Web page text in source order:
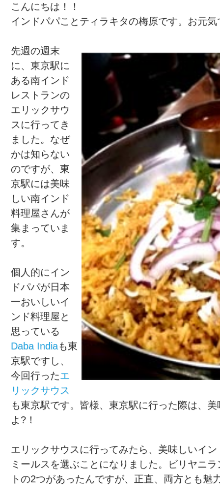
こんにちは！！
インドパパことティラキタの梅原です。お元気
先週の週末
に、東京駅に
ある南インド
レストランの
エリックサウ
スに行ってき
ました。なぜ
かは知らない
のですが、東
京駅には美味
しい南インド
料理屋さんが
集まっていま
す。
個人的にイン
ドパパが日本
一おいしいイ
ンド料理屋と
思っている
Daba Indiaも東
京駅ですし、
今回行ったエ
リックサウス
も東京駅です。皆様、東京駅に行った際は、
よ?！
エリックサウスに行ってみたら、美味しいイ
ミールスを選ぶことになりました。ビリヤニ
トの2つがあったんですが、正直、両方とも魅